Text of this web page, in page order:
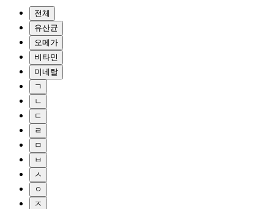
전체
유산균
오메가
비타민
미네랄
ㄱ
ㄴ
ㄷ
ㄹ
ㅁ
ㅂ
ㅅ
ㅇ
ㅈ